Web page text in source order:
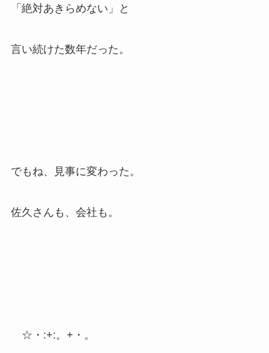
「絶対あきらめない」と
言い続けた数年だった。
でもね、見事に変わった。
佐久さんも、会社も。
☆・:+:。+・。